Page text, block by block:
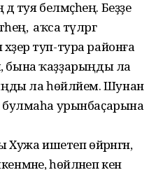
туя белмәҫһең. Беҙҙе
ә аҡса түләргә
туп-тура районға
бына ҡаҙҙарыңды ла
ла һөйләйем. Шунан
булмаһа урынбаҫарына
ишетеп өйрәнгән,
һөйләнеп кенә